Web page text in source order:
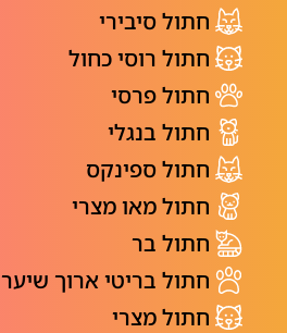
חתול סיבירי
חתול רוסי כחול
חתול פרסי
חתול בנגלי
חתול ספינקס
חתול מאו מצרי
חתול בר
חתול בריטי ארוך שיער
חתול מצרי